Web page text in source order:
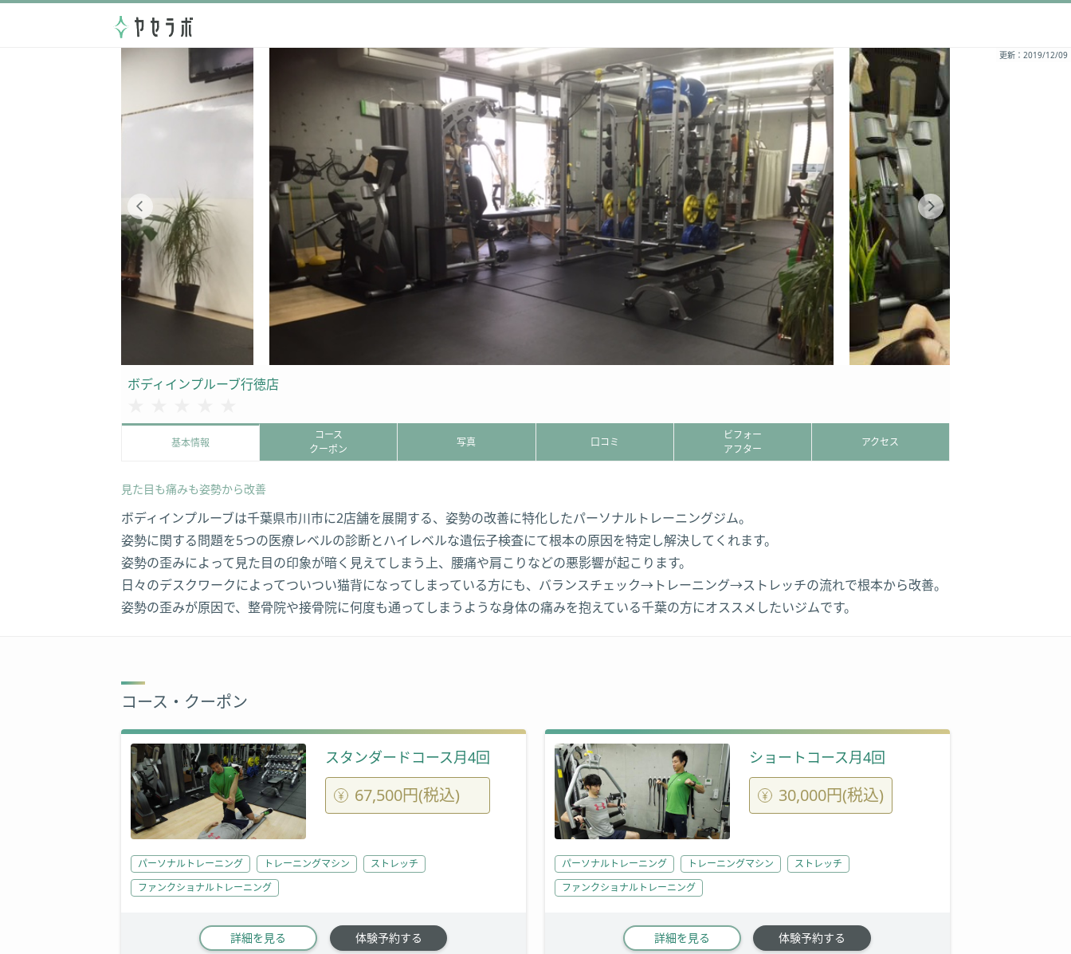
更新：2019/12/09
ボディインプルーブ行徳店
基本情報
コース
クーポン
写真 口コミ
ビフォー
アフター
アクセス
見た目も痛みも姿勢から改善
ボディインプルーブは千葉県市川市に2店舗を展開する、姿勢の改善に特化したパーソナルトレーニングジム。
姿勢に関する問題を5つの医療レベルの診断とハイレベルな遺伝子検査にて根本の原因を特定し解決してくれます。
姿勢の歪みによって見た目の印象が暗く見えてしまう上、腰痛や肩こりなどの悪影響が起こります。
日々のデスクワークによってついつい猫背になってしまっている方にも、バランスチェック→トレーニング→ストレッチの流れで根本から改善。
姿勢の歪みが原因で、整骨院や接骨院に何度も通ってしまうような身体の痛みを抱えている千葉の方にオススメしたいジムです。
コース・クーポン
スタンダードコース月4回
67,500円(税込)
パーソナルトレーニング トレーニングマシン
ストレッチ
ファンクショナルトレーニング
詳細を見る 体験予約する
ショートコース月4回
30,000円(税込)
パーソナルトレーニング トレーニングマシン
ストレッチ
ファンクショナルトレーニング
詳細を見る 体験予約する